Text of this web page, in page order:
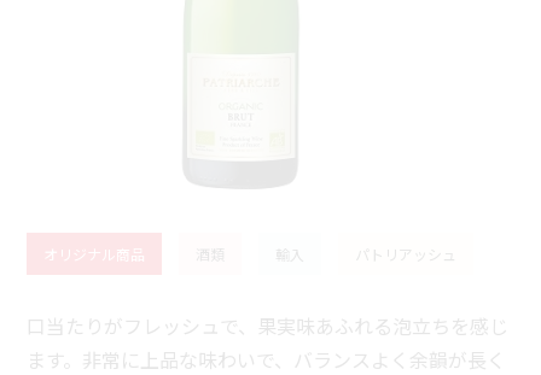
オリジナル商品 酒類 輸入 パトリアッシュ
口当たりがフレッシュで、果実味あふれる泡立ちを感じ
ます。非常に上品な味わいで、バランスよく余韻が長く